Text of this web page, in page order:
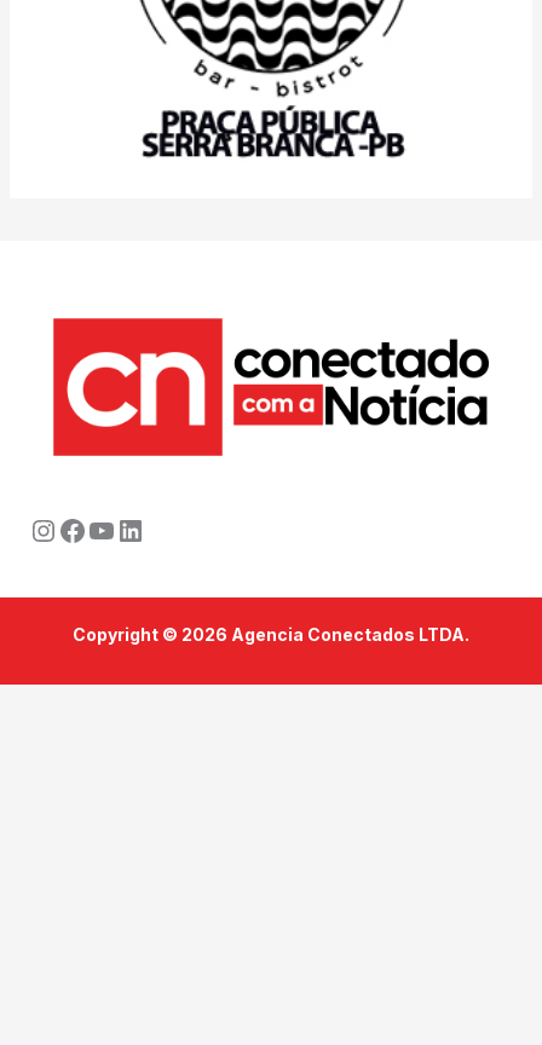
Instagram
Facebook
Youtube
LinkedIn
Copyright © 2026 Agencia Conectados LTDA.